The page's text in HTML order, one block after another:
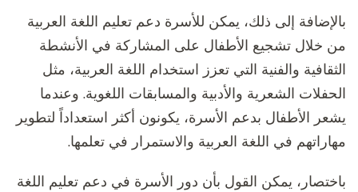
بالإضافة إلى ذلك، يمكن للأسرة دعم تعليم اللغة العربية
من خلال تشجيع الأطفال على المشاركة في الأنشطة
الثقافية والفنية التي تعزز استخدام اللغة العربية، مثل
الحفلات الشعرية والأدبية والمسابقات اللغوية. وعندما
يشعر الأطفال بدعم الأسرة، يكونون أكثر استعداداً لتطوير
مهاراتهم في اللغة العربية والاستمرار في تعلمها.
باختصار، يمكن القول بأن دور الأسرة في دعم تعليم اللغة